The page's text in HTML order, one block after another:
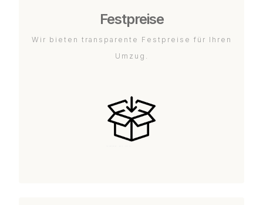
Festpreise
Wir bieten transparente Festpreise für Ihren
Umzug.